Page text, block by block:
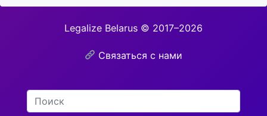
Legalize Belarus © 2017–2026
Связаться с нами